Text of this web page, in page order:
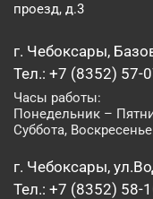
проезд, д.3
г. Чебоксары,
Тел.: +7 (8352) 57-
Часы работы:
Понедельник –
Суббота,
г. Чебоксары,
Тел.: +7 (8352) 58-